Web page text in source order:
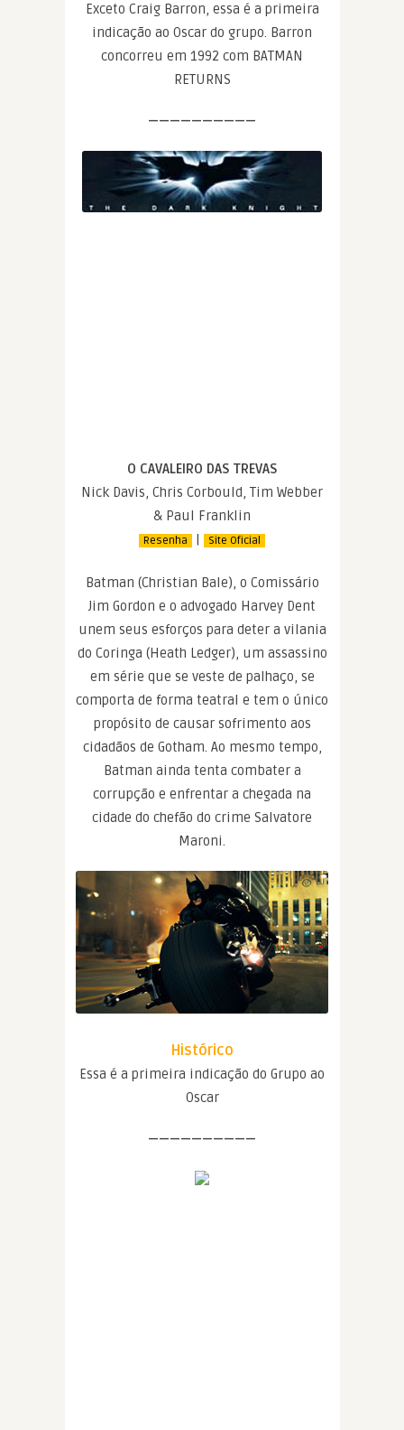
Exceto Craig Barron, essa é a primeira
indicação ao Oscar do grupo. Barron
concorreu em 1992 com BATMAN
RETURNS
——————————
O CAVALEIRO DAS TREVAS
Nick Davis, Chris Corbould, Tim Webber
& Paul Franklin
Resenha Site Oficial
Batman (Christian Bale), o Comissário
Jim Gordon e o advogado Harvey Dent
unem seus esforços para deter a vilania
do Coringa (Heath Ledger), um assassino
em série que se veste de palhaço, se
comporta de forma teatral e tem o único
propósito de causar sofrimento aos
cidadãos de Gotham. Ao mesmo tempo,
Batman ainda tenta combater a
corrupção e enfrentar a chegada na
cidade do chefão do crime Salvatore
Maroni.
Histórico
Essa é a primeira indicação do Grupo ao
Oscar
——————————